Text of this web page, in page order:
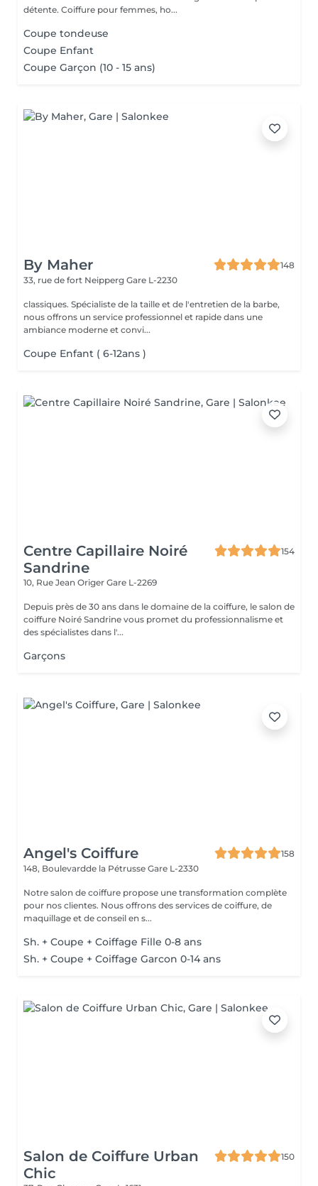
détente. Coiffure pour femmes, ho...
Coupe tondeuse
Coupe Enfant
Coupe Garçon (10 - 15 ans)
By Maher
148
33, rue de fort Neipperg Gare L-2230
classiques. Spécialiste de la taille et de l'entretien de la barbe,
nous offrons un service professionnel et rapide dans une
ambiance moderne et convi...
Coupe Enfant ( 6-12ans )
Centre Capillaire Noiré
Sandrine
154
10, Rue Jean Origer Gare L-2269
Depuis près de 30 ans dans le domaine de la coiffure, le salon de
coiffure Noiré Sandrine vous promet du professionnalisme et
des spécialistes dans l'...
Garçons
Angel's Coiffure
158
148, Boulevardde la Pétrusse Gare L-2330
Notre salon de coiffure propose une transformation complète
pour nos clientes. Nous offrons des services de coiffure, de
maquillage et de conseil en s...
Sh. + Coupe + Coiffage Fille 0-8 ans
Sh. + Coupe + Coiffage Garcon 0-14 ans
Salon de Coiffure Urban
Chic
150